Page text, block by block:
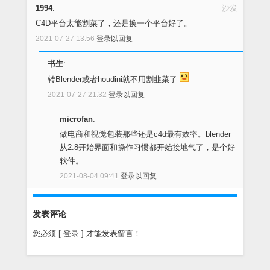
沙发
1994:
C4D平台太能割菜了，还是换一个平台好了。
2021-07-27 13:56 登录以回复
书生:
转Blender或者houdini就不用割韭菜了
2021-07-27 21:32 登录以回复
microfan:
做电商和视觉包装那些还是c4d最有效率。blender
从2.8开始界面和操作习惯都开始接地气了，是个好
软件。
2021-08-04 09:41 登录以回复
发表评论
您必须 [ 登录 ] 才能发表留言！